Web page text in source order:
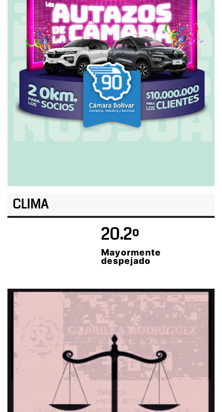
CLIMA
20.2º
Mayormente
despejado